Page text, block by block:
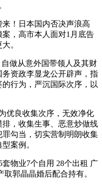
！日本国内否决声浪高
，高市本人面对1月底告
。
做从意外国带领人及其财
资政李显龙公开辟声，指
行为，严沉国际次序，以
良收集次序，无效净化
，收集生事、恶意炒做线
勾当，切实营制明朗收集
案例。
物业7个自用 28个出租 广
郭晶晶婚后配合持有。